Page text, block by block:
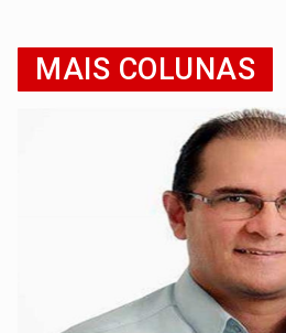
MAIS COLUNAS